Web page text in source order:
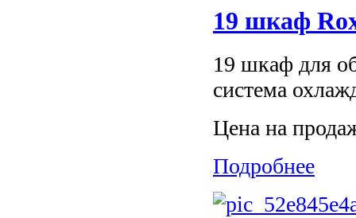
19 шкаф
19 шкаф для
система
Цена на
Подробнее